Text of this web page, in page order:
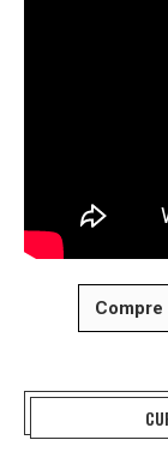
Compre